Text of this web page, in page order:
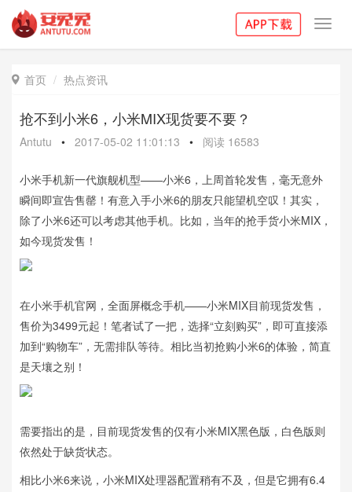
 首页 热点资讯
抢不到小米6，小米MIX现货要不要？
Antutu • 2017-05-02 11:01:13 • 阅读 16583
小米手机新一代旗舰机型——小米6，上周首轮发售，毫无意外
瞬间即宣告售罄！有意入手小米6的朋友只能望机空叹！其实，
除了小米6还可以考虑其他手机。比如，当年的抢手货小米MIX，
如今现货发售！
在小米手机官网，全面屏概念手机——小米MIX目前现货发售，
售价为3499元起！笔者试了一把，选择“立刻购买”，即可直接添
加到“购物车”，无需排队等待。相比当初抢购小米6的体验，简直
是天壤之别！
需要指出的是，目前现货发售的仅有小米MIX黑色版，白色版则
依然处于缺货状态。
相比小米6来说，小米MIX处理器配置稍有不及，但是它拥有6.4